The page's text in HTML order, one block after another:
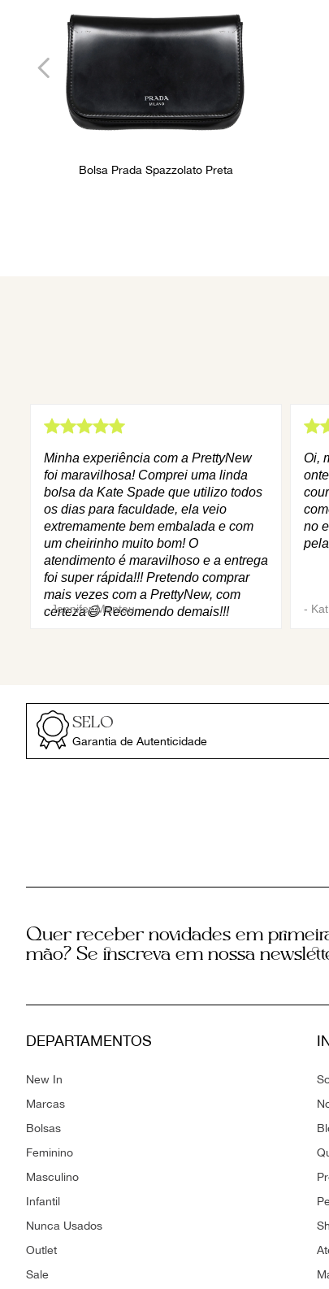
Bolsa Prada Spazzolato Preta
Minha experiência com a PrettyNew
foi maravilhosa! Comprei uma linda
bolsa da Kate Spade que utilizo todos
os dias para faculdade, ela veio
extremamente bem embalada e com
um cheirinho muito bom! O
atendimento é maravilhoso e a entrega
foi super rápida!!! Pretendo comprar
mais vezes com a PrettyNew, com
certeza😄 Recomendo demais!!!
-Jennifer Mantau
Oi,
no
-
SELO
Garantia de Autenticidade
Quer receber novidades em
mão? Se inscreva em nossa
DEPARTAMENTOS
New In
Marcas
Bolsas
Feminino
Masculino
Infantil
Nunca Usados
Outlet
Sale